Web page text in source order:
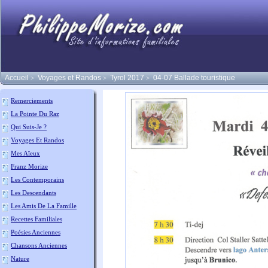
Accueil > Voyages et Randos > Tyrol 2017 > 04-07 Ballade touristique
Remerciements
La Pointe Du Raz
Qui Suis-Je ?
Voyages Et Randos
Mes Aïeux
Franz Morize
Les Contemporains
Les Descendants
Les Amis De La Famille
Recettes Familiales
Poésies Anciennes
Chansons Anciennes
Nature